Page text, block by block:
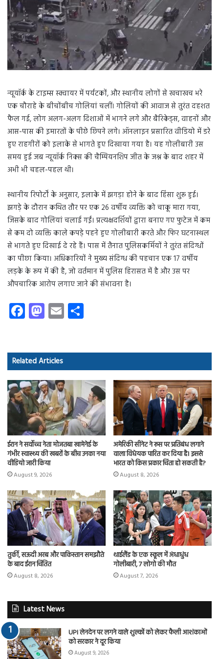
न्यूयॉर्क के टाइम्स स्क्वायर में पर्यटकों, और स्थानीय लोगों से खचाखच भरे
एक चौराहे के बीचोंबीच गोलियां चलीं। गोलियों की आवाज से तुरंत दहशत
फैल गई, लोग अलग-अलग दिशाओं में भागने लगे और बैरिकेड्स, वाहनों और
आस-पास की इमारतों के पीछे छिपने लगे। ऑनलाइन प्रसारित वीडियो में डरे
हुए राहगीरों को इलाके से भागते हुए दिखाया गया है। यह गोलीबारी उस
समय हुई जब न्यूयॉर्क निक्स की चैम्पियनशिप जीत के जश्न के बाद शहर में
अभी भी चहल-पहल थी।
स्थानीय रिपोर्टों के अनुसार, इलाके में झगड़ा होने के बाद हिंसा शुरू हुई।
झगड़े के दौरान कथित तौर पर एक 26 वर्षीय व्यक्ति को चाकू मारा गया,
जिसके बाद गोलियां चलाई गईं। प्रत्यक्षदर्शियों द्वारा बनाए गए फुटेज में कम
से कम दो व्यक्ति काले कपड़े पहने हुए गोलीबारी करते और फिर घटनास्थल
से भागते हुए दिखाई दे रहे हैं। पास में तैनात पुलिसकर्मियों ने तुरंत संदिग्धों
का पीछा किया। अधिकारियों ने मुख्य संदिग्ध की पहचान एक 17 वर्षीय
लड़के के रूप में की है, जो वर्तमान में पुलिस हिरासत में है और उस पर
औपचारिक आरोप लगाए जाने की संभावना है।
Fa
ce
o
ok
M
as
d
o
n
E
m
Related Articles
ईरान ने सर्वोच्च नेता मोजतबा खामेनेई के
गंभीर स्वास्थ्य की खबरों के बीच उनका नया
वीडियो जारी किया
August 9, 2026
अमेरिकी सीनेट ने रूस पर प्रतिबंध लगाने
वाला विधेयक पारित कर दिया है। इससे
भारत को किस प्रकार चिंता हो सकती है?
August 8, 2026
तुर्की, सऊदी अरब और पाकिस्तान समझौते
के बाद ईरान चिंतित
August 8, 2026
थाईलैंड के एक स्कूल में अंधाधुंध
गोलीबारी, 7 लोगो की मौत
August 7, 2026
Latest News
UPI लेनदेन पर लगने वाले शुल्कों को लेकर फैली आशंकाओं
को सरकार ने दूर किया
August 9, 2026